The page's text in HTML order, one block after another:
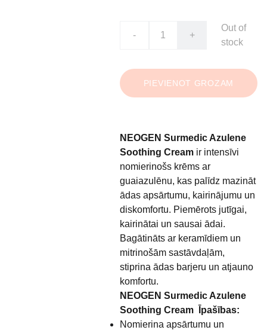
- +
Out of
stock
PIEVIENOT GROZAM
NEOGEN Surmedic Azulene
Soothing Creamir intensīvi
nomierinošs krēms ar
guaiazulēnu, kas palīdz mazināt
ādas apsārtumu, kairinājumu un
diskomfortu. Piemērots jutīgai,
kairinātai un sausai ādai.
Bagātināts ar keramīdiem un
mitrinošām sastāvdaļām,
stiprina ādas barjeru un atjauno
komfortu.
NEOGEN Surmedic Azulene
Soothing Cream Īpašības:
Nomierina apsārtumu un